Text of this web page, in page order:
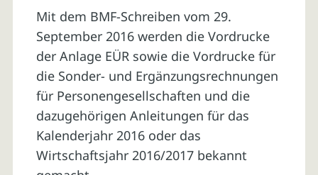
Mit dem BMF-Schreiben vom 29.
September 2016 werden die Vordrucke
der Anlage EÜR sowie die Vordrucke für
die Sonder- und Ergänzungsrechnungen
für Personengesellschaften und die
dazugehörigen Anleitungen für das
Kalenderjahr 2016 oder das
Wirtschaftsjahr 2016/2017 bekannt